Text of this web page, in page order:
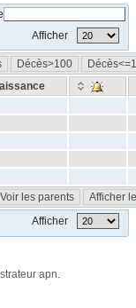
Afficher
Décès>100
Voir les parents Afficher
Afficher
apn.